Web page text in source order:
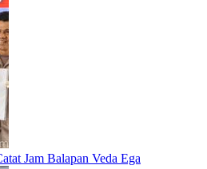
Jam Balapan Veda Ega